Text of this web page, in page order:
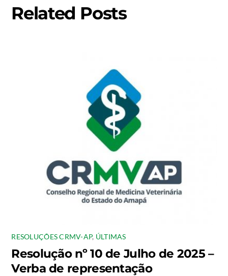
Related Posts
RESOLUÇÕES CRMV-AP, ÚLTIMAS
Resolução nº 10 de Julho de 2025 –
Verba de representação